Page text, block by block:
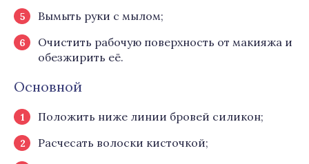
Вымыть руки с мылом;
Очистить рабочую поверхность от макияжа и
обезжирить её.
Основной
Положить ниже линии бровей силикон;
Расчесать волоски кисточкой;